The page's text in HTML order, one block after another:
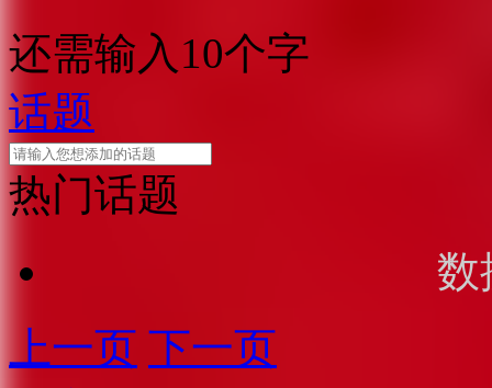
还需输入10个字
话题
热门话题
数
上一页 下一页